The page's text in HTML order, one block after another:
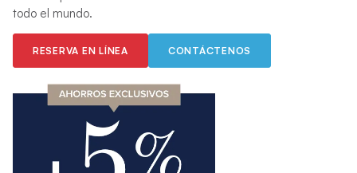
todo el mundo.
RESERVA EN LÍNEA CONTÁCTENOS